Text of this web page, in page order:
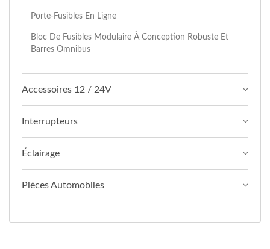
Porte-Fusibles En Ligne
Bloc De Fusibles Modulaire À Conception Robuste Et
Barres Omnibus
Accessoires 12 / 24V
Interrupteurs
Éclairage
Pièces Automobiles